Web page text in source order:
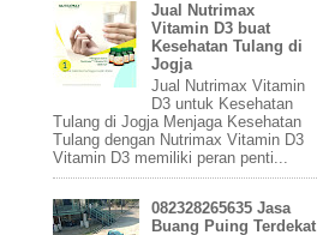
Jual Nutrimax
Vitamin D3 buat
Kesehatan Tulang di
Jogja
Jual Nutrimax Vitamin
D3 untuk Kesehatan
Tulang di Jogja Menjaga Kesehatan
Tulang dengan Nutrimax Vitamin D3
Vitamin D3 memiliki peran penti...
082328265635 Jasa
Buang Puing Terdekat